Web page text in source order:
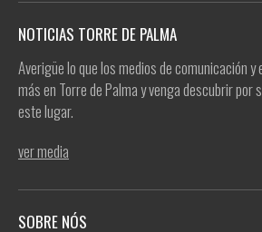
NOTICIAS TORRE DE PALMA
Averigüe lo que los medios de comunicación
más en Torre de Palma y venga descubrir por
este lugar.
ver media
SOBRE NÓS